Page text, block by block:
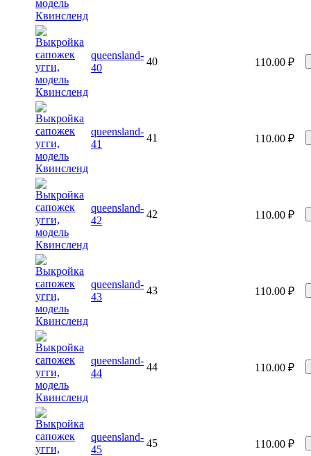
queensland-
40
40 110.00 ₽
queensland-
41
41 110.00 ₽
queensland-
42
42 110.00 ₽
queensland-
43
43 110.00 ₽
queensland-
44
44 110.00 ₽
queensland-
45
45 110.00 ₽